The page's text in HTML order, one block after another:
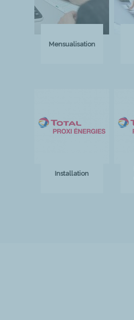
Mensualisation
Installation